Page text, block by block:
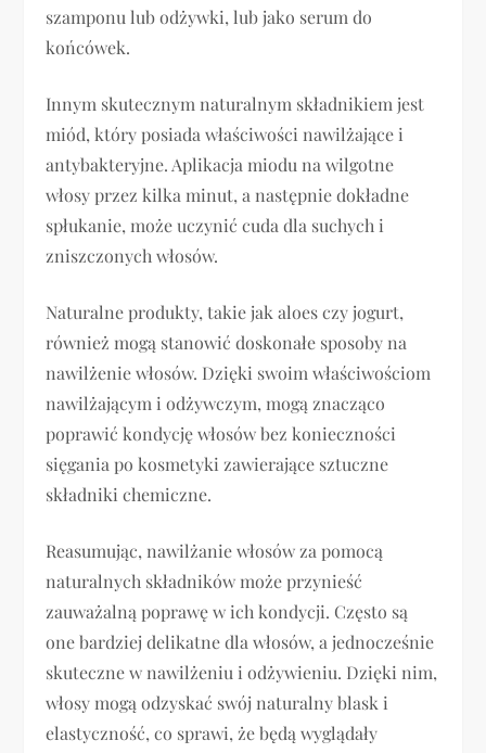
szamponu lub odżywki, lub jako serum do
końcówek.
Innym skutecznym naturalnym składnikiem jest
miód, który posiada właściwości nawilżające i
antybakteryjne. Aplikacja miodu na wilgotne
włosy przez kilka minut, a następnie dokładne
spłukanie, może uczynić cuda dla suchych i
zniszczonych włosów.
Naturalne produkty, takie jak aloes czy jogurt,
również mogą stanowić doskonałe sposoby na
nawilżenie włosów. Dzięki swoim właściwościom
nawilżającym i odżywczym, mogą znacząco
poprawić kondycję włosów bez konieczności
sięgania po kosmetyki zawierające sztuczne
składniki chemiczne.
Reasumując, nawilżanie włosów za pomocą
naturalnych składników może przynieść
zauważalną poprawę w ich kondycji. Często są
one bardziej delikatne dla włosów, a jednocześnie
skuteczne w nawilżeniu i odżywieniu. Dzięki nim,
włosy mogą odzyskać swój naturalny blask i
elastyczność, co sprawi, że będą wyglądały